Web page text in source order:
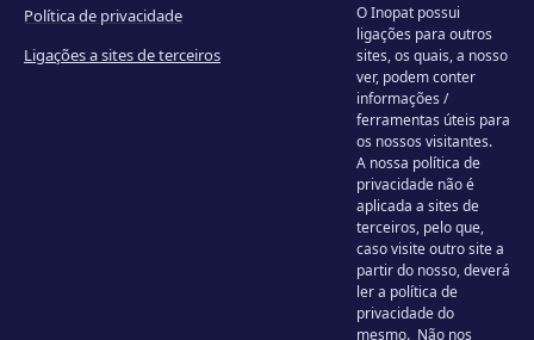
Política de privacidade
Ligações a sites de terceiros
O Inopat possui
ligações para outros
sites, os quais, a nosso
ver, podem conter
informações /
ferramentas úteis para
os nossos visitantes.
A nossa política de
privacidade não é
aplicada a sites de
terceiros, pelo que,
caso visite outro site a
partir do nosso, deverá
ler a política de
privacidade do
mesmo. Não nos